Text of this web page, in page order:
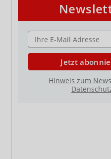
E-MAIL ADRESSE
Jetzt
Hinweis zum